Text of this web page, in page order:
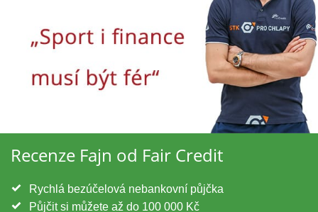
Recenze Fajn od Fair Credit
Rychlá bezúčelová nebankovní půjčka
Půjčit si můžete až do 100 000 Kč